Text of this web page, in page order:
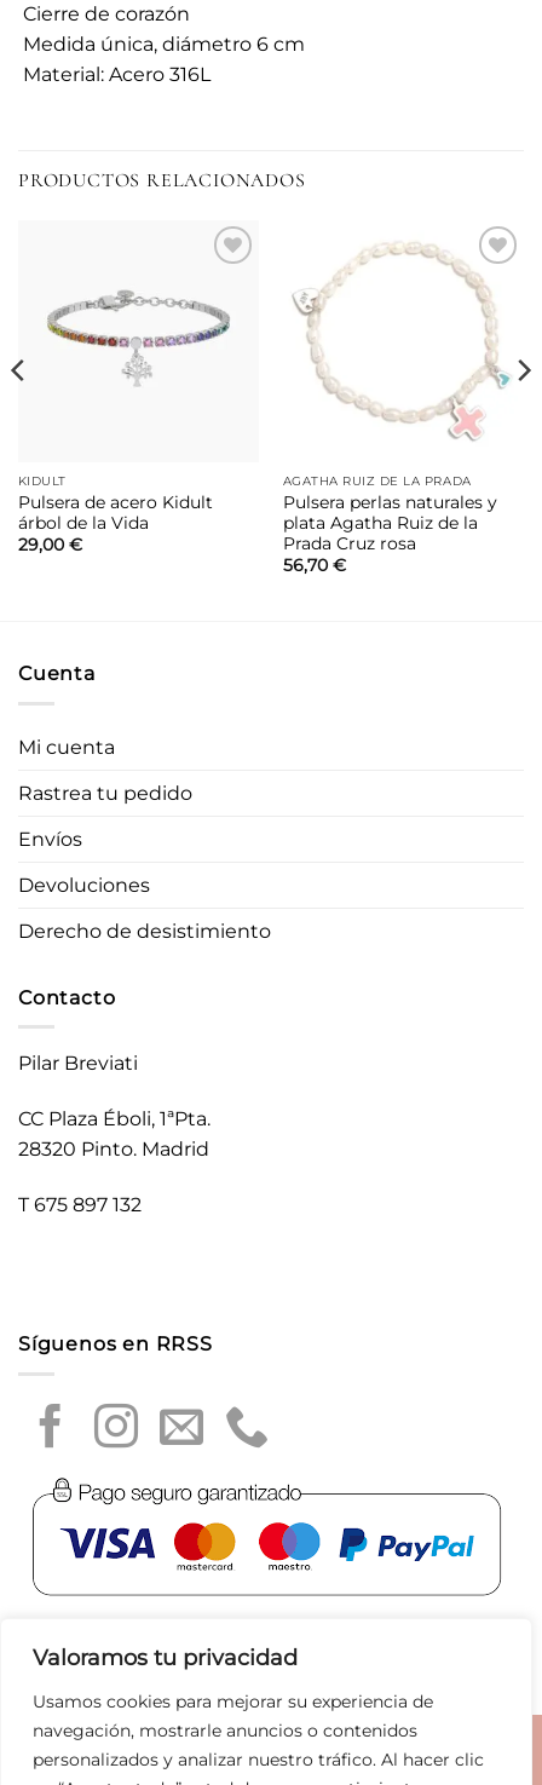
Valoramos tu privacidad
Usamos cookies para mejorar su experiencia de
navegación, mostrarle anuncios o contenidos
personalizados y analizar nuestro tráfico. Al hacer clic
 Cierre de corazón
 Medida única, diámetro 6 cm
 Material: Acero 316L
PRODUCTOS RELACIONADOS
lista de
deseos
KIDULT
Pulsera de acero Kidult
árbol de la Vida
29,00 €
Añadir
a la
lista de
deseos
AGATHA RUIZ DE LA PRADA
Pulsera perlas naturales y
plata Agatha Ruiz de la
Prada Cruz rosa
56,70 €
Cuenta
Mi cuenta
Rastrea tu pedido
Envíos
Devoluciones
Derecho de desistimiento
Contacto
Pilar Breviati
CC Plaza Éboli, 1ªPta.
28320 Pinto. Madrid
T 675 897 132
Síguenos en RRSS
Aviso legal | Política de privacidad |Política de Cookies
Condiciones de compra
Tratamiento de datos